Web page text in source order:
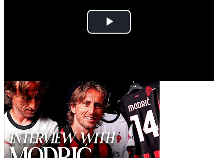
Play